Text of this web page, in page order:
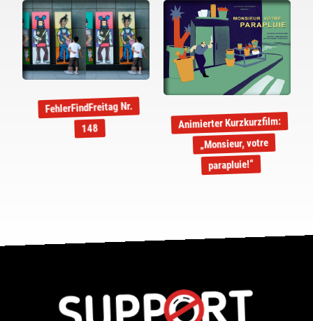
FehlerFindFreitag Nr.
148 Animierter Kurzkurzfilm:
„Monsieur, votre
parapluie!“